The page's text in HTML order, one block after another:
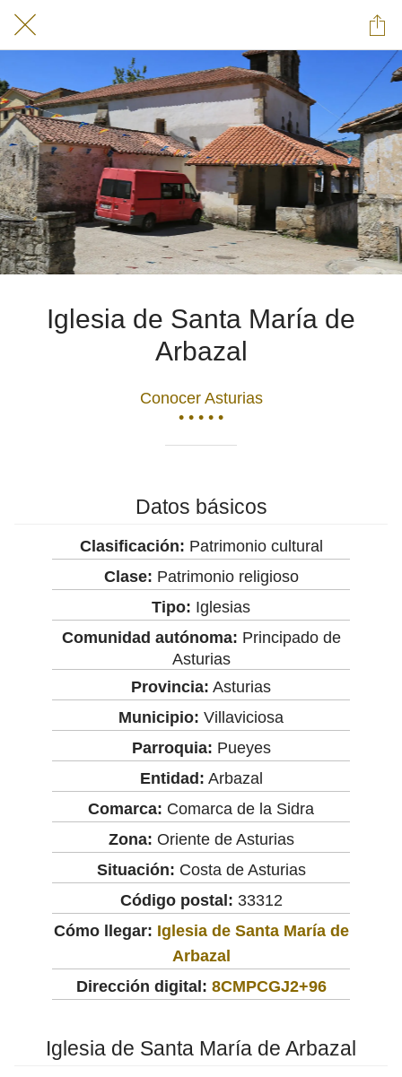
Iglesia de Santa María de
Arbazal
Conocer Asturias
• • • • •
Datos básicos
Clasificación: Patrimonio cultural
Clase: Patrimonio religioso
Tipo: Iglesias
Comunidad autónoma: Principado de
Asturias
Provincia: Asturias
Municipio: Villaviciosa
Parroquia: Pueyes
Entidad: Arbazal
Comarca: Comarca de la Sidra
Zona: Oriente de Asturias
Situación: Costa de Asturias
Código postal: 33312
Cómo llegar: Iglesia de Santa María de
Arbazal
Dirección digital: 8CMPCGJ2+96
Iglesia de Santa María de Arbazal